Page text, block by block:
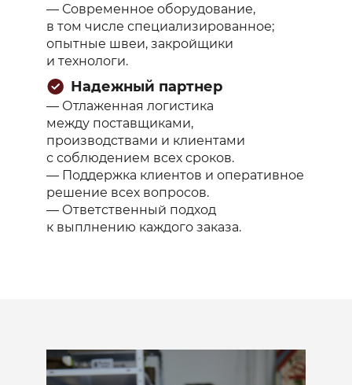
— Современное оборудование,
в том числе специализированное;
опытные швеи, закройщики
и технологи.
Надежный партнер
— Отлаженная логистика
между поставщиками,
производствами и клиентами
с соблюдением всех сроков.
— Поддержка клиентов и оперативное
решение всех вопросов.
— Ответственный подход
к выплнению каждого заказа.